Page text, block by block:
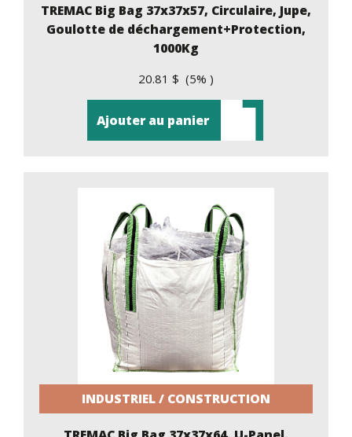
TREMAC Big Bag 37x37x57, Circulaire, Jupe,
Goulotte de déchargement+Protection,
1000Kg
20.81 $ (5% )
Ajouter au panier
INDUSTRIEL / CONSTRUCTION